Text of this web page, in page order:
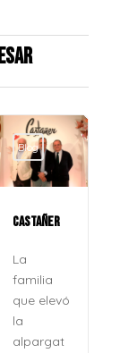
Blog
JURADO
La voz
que no
se apaga